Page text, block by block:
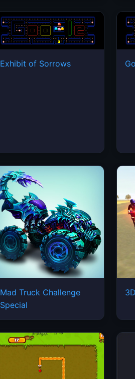
Exhibit of Sorrows
Mad Truck Challenge
Special